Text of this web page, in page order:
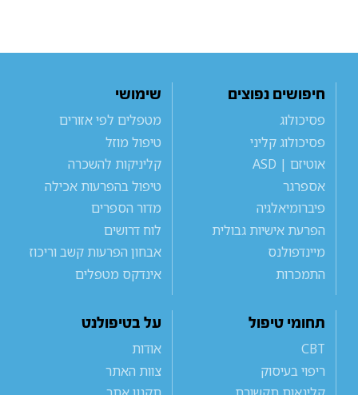
חיפושים נפוצים
פסיכולוג
פסיכולוג קליני
אוטיזם | ASD
אספרגר
פיברומיאלגיה
הפרעת אישיות גבולית
מיינדפולנס
התמכרות
שימושי
מטפלים לפי אזורים
טיפול מוזל
קליניקות להשכרה
טיפול בהפרעות אכילה
מדור הספרים
לוח דרושים
אבחון הפרעות קשב וריכוז
אינדקס מטפלים
תחומי טיפול
CBT
ריפוי בעיסוק
על בטיפולנט
אודות
צוות האתר